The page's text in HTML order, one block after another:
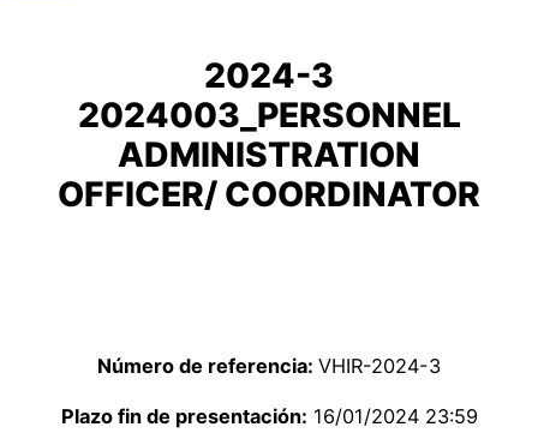
2024-3
2024003_PERSONNEL
ADMINISTRATION
OFFICER/ COORDINATOR
Número de referencia: VHIR-2024-3
Plazo fin de presentación: 16/01/2024 23:59